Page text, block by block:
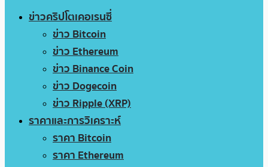
ข่าวคริปโตเคอเรนซี่
ข่าว Bitcoin
ข่าว Ethereum
ข่าว Binance Coin
ข่าว Dogecoin
ข่าว Ripple (XRP)
ราคาและการวิเคราะห์
ราคา Bitcoin
ราคา Ethereum